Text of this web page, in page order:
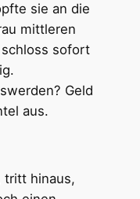
sie an die
mittleren
sofort
Geld
aus.
tritt hinaus,